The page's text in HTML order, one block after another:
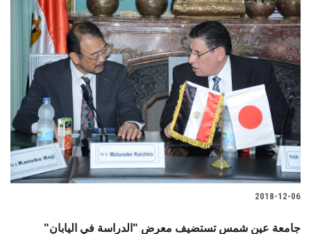
2018-12-06
جامعة عين شمس تستضيف معرض "الدراسة في اليابان"